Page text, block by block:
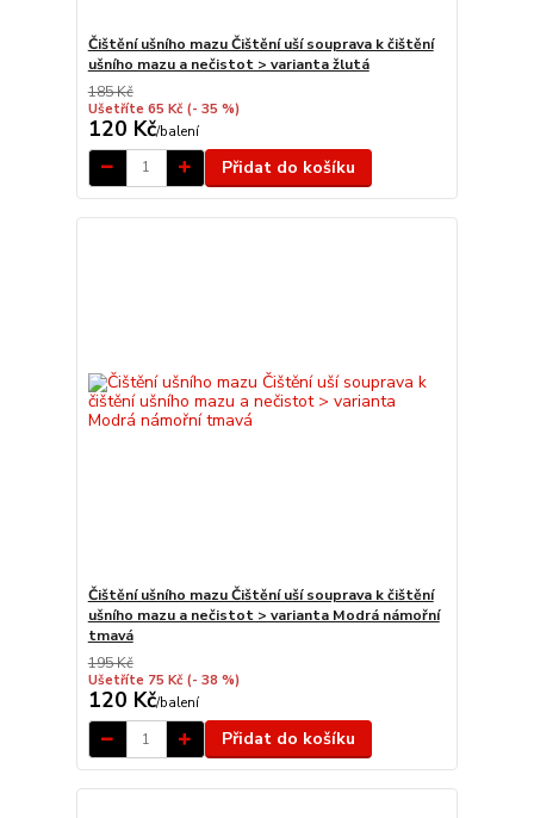
Čištění ušního mazu Čištění uší souprava k čištění
ušního mazu a nečistot > varianta žlutá
185 Kč
Ušetříte 65 Kč (- 35 %)
120 Kč/balení
Přidat do košíku
Čištění ušního mazu Čištění uší souprava k čištění
ušního mazu a nečistot > varianta Modrá námořní
tmavá
195 Kč
Ušetříte 75 Kč (- 38 %)
120 Kč/balení
Přidat do košíku